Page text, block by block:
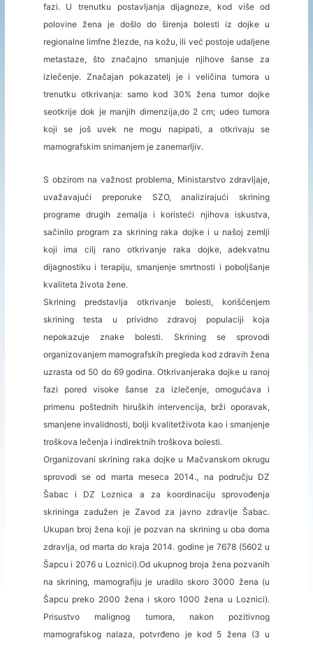
fazi. U trenutku postavljanja dijagnoze, kod više od
polovine žena je došlo do širenja bolesti iz dojke u
regionalne limfne žlezde, na kožu, ili već postoje udaljene
metastaze, što značajno smanjuje njihove šanse za
izlečenje. Značajan pokazatelj je i veličina tumora u
trenutku otkrivanja: samo kod 30% žena tumor dojke
seotkrije dok je manjih dimenzija,do 2 cm; udeo tumora
koji se još uvek ne mogu napipati, a otkrivaju se
mamografskim snimanjem je zanemarljiv.
S obzirom na važnost problema, Ministarstvo zdravljaje,
uvažavajući preporuke SZO, analizirajući skrining
programe drugih zemalja i koristeći njihova iskustva,
sačinilo program za skrining raka dojke i u našoj zemlji
koji ima cilj rano otkrivanje raka dojke, adekvatnu
dijagnostiku i terapiju, smanjenje smrtnosti i poboljšanje
kvaliteta života žene.
Skrining predstavlja otkrivanje bolesti, korišćenjem
skrining testa u prividno zdravoj populaciji koja
nepokazuje znake bolesti. Skrining se sprovodi
organizovanjem mamografskih pregleda kod zdravih žena
uzrasta od 50 do 69 godina. Otkrivanjeraka dojke u ranoj
fazi pored visoke šanse za izlečenje, omogućava i
primenu poštednih hiruških intervencija, brži oporavak,
smanjene invalidnosti, bolji kvalitetživota kao i smanjenje
troškova lečenja i indirektnih troškova bolesti.
Organizovani skrining raka dojke u Mačvanskom okrugu
sprovodi se od marta meseca 2014., na području DZ
Šabac i DZ Loznica a za koordinaciju sprovođenja
skrininga zadužen je Zavod za javno zdravlje Šabac.
Ukupan broj žena koji je pozvan na skrining u oba doma
zdravlja, od marta do kraja 2014. godine je 7678 (5602 u
Šapcu i 2076 u Loznici).Od ukupnog broja žena pozvanih
na skrining, mamografiju je uradilo skoro 3000 žena (u
Šapcu preko 2000 žena i skoro 1000 žena u Loznici).
Prisustvo malignog tumora, nakon pozitivnog
mamografskog nalaza, potvrđeno je kod 5 žena (3 u